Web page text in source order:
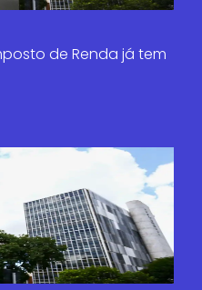
de Renda já tem